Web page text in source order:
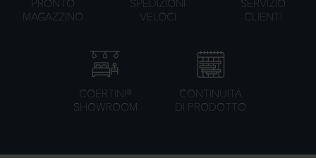
PRONTO
MAGAZZINO
SPEDIZIONI
VELOCI
SERVIZIO
CLIENTI
COERTINI®
SHOWROOM
CONTINUITÀ
DI PRODOTTO